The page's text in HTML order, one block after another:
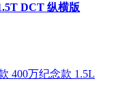
DCT 纵横版